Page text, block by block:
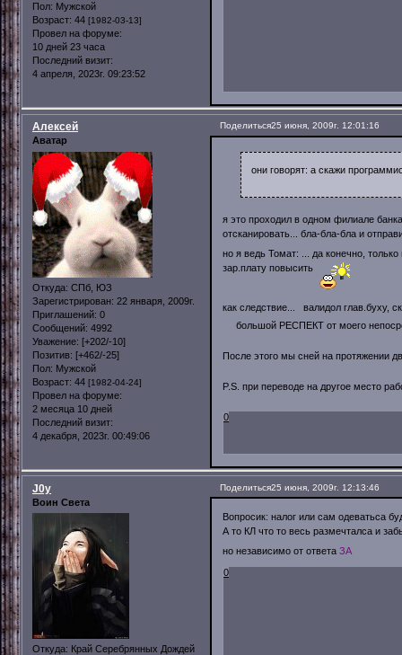
Пол: Мужской
Возраст: 44 [1982-03-13]
Провел на форуме:
10 дней 23 часа
Последний визит:
4 апреля, 2023г. 09:23:52
Поделиться25 июня, 2009г. 12:01:16
Алексей
Аватар
Откуда: СПб, ЮЗ
Зарегистрирован: 22 января, 2009г.
Приглашений: 0
Сообщений: 4992
Уважение: [+202/-10]
Позитив: [+462/-25]
Пол: Мужской
Возраст: 44 [1982-04-24]
Провел на форуме:
2 месяца 10 дней
Последний визит:
4 декабря, 2023г. 00:49:06
они говорят: а скажи
я это проходил в одном филиале
отсканировать... бла-бла-бла и
но я ведь Томат: ... да конечно,
зар.плату повысить
как следствие... валидол глав.буху,
большой РЕСПЕКТ от моего
После этого мы сней на протяжении
P.S. при переводе на другое место
0
Поделиться25 июня, 2009г. 12:13:46
J0y
Воин Света
Откуда: Край Серебрянных Дождей
Вопросик: налог или сам одеватьса
А то КЛ что то весь размечталса и
но независимо от ответа ЗА
0